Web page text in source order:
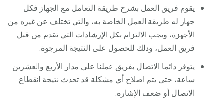
يقوم فريق العمل بشرح طريقة التعامل مع الجهاز فكل
جهاز له طريقة العمل الخاصة به، والتي تختلف عن غيره من
الأجهزة، ويجب الالتزام بكل الإرشادات التي تقدم من قبل
فريق العمل، وذلك للحصول على النتيجة المرجوة.
يتوفر دائما الاتصال بفريق عملنا على مدار الأربع والعشرين
ساعة، حتى يتم اصلاح أي مشكلة قد تحدث نتيجة انقطاع
الاتصال أو ضعف الإشاره.